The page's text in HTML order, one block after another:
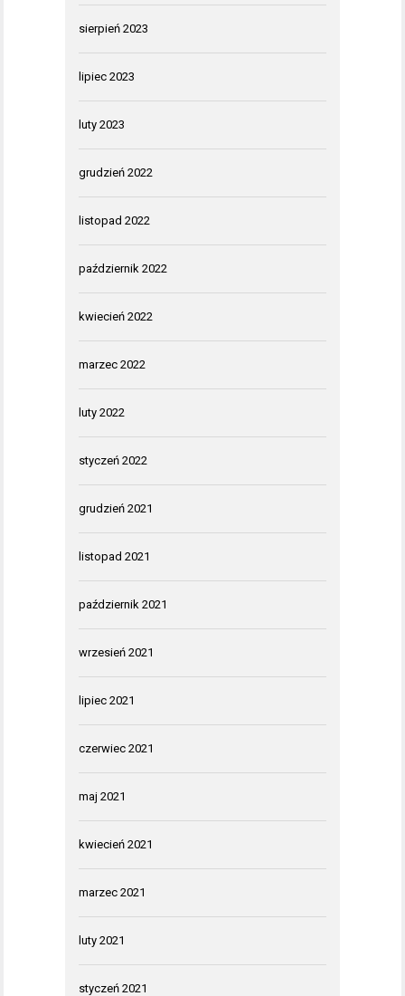
sierpień 2023
lipiec 2023
luty 2023
grudzień 2022
listopad 2022
październik 2022
kwiecień 2022
marzec 2022
luty 2022
styczeń 2022
grudzień 2021
listopad 2021
październik 2021
wrzesień 2021
lipiec 2021
czerwiec 2021
maj 2021
kwiecień 2021
marzec 2021
luty 2021
styczeń 2021